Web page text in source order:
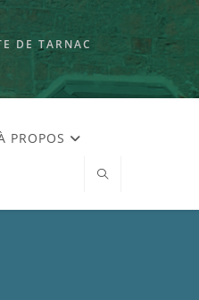
DE TARNAC
PROPOS